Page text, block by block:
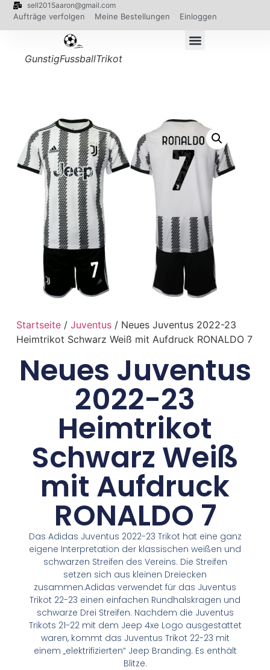
sell2015aaron@gmail.com
Aufträge verfolgen Meine Bestellungen Einloggen
GunstigFussballTrikot
Startseite/ Juventus/ Neues Juventus 2022-23
Heimtrikot Schwarz Weiß mit Aufdruck RONALDO 7
Neues Juventus
2022-23
Heimtrikot
Schwarz Weiß
mit Aufdruck
RONALDO 7
Das Adidas Juventus 2022-23 Trikot hat eine ganz
eigene Interpretation der klassischen weißen und
schwarzen Streifen des Vereins. Die Streifen
setzen sich aus kleinen Dreiecken
zusammen.Adidas verwendet für das Juventus
Trikot 22-23 einen einfachen Rundhalskragen und
schwarze Drei Streifen. Nachdem die Juventus
Trikots 21-22 mit dem Jeep 4xe Logo ausgestattet
waren, kommt das Juventus Trikot 22-23 mit
einem „elektrifizierten“ Jeep Branding. Es enthält
Blitze.